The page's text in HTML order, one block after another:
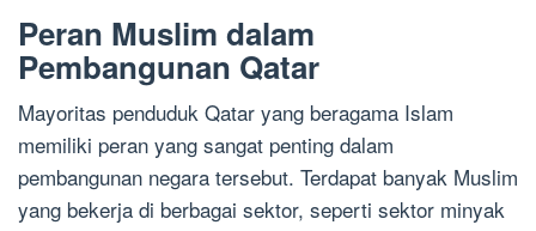
Peran Muslim dalam
Pembangunan Qatar
Mayoritas penduduk Qatar yang beragama Islam
memiliki peran yang sangat penting dalam
pembangunan negara tersebut. Terdapat banyak Muslim
yang bekerja di berbagai sektor, seperti sektor minyak